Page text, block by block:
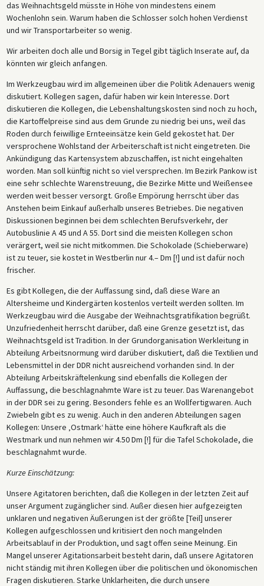
das Weihnachtsgeld müsste in Höhe von mindestens einem
Wochenlohn sein. Warum haben die Schlosser solch hohen Verdienst
und wir Transportarbeiter so wenig.
Wir arbeiten doch alle und Borsig in Tegel gibt täglich Inserate auf, da
könnten wir gleich anfangen.
Im Werkzeugbau wird im allgemeinen über die Politik Adenauers wenig
diskutiert. Kollegen sagen, dafür haben wir kein Interesse. Dort
diskutieren die Kollegen, die Lebenshaltungskosten sind noch zu hoch,
die Kartoffelpreise sind aus dem Grunde zu niedrig bei uns, weil das
Roden durch feiwillige Ernteeinsätze kein Geld gekostet hat. Der
versprochene Wohlstand der Arbeiterschaft ist nicht eingetreten. Die
Ankündigung das Kartensystem abzuschaffen, ist nicht eingehalten
worden. Man soll künftig nicht so viel versprechen. Im Bezirk Pankow ist
eine sehr schlechte Warenstreuung, die Bezirke Mitte und Weißensee
werden weit besser versorgt. Große Empörung herrscht über das
Anstehen beim Einkauf außerhalb unseres Betriebes. Die negativen
Diskussionen beginnen bei dem schlechten Berufsverkehr, der
Autobuslinie A 45 und A 55. Dort sind die meisten Kollegen schon
verärgert, weil sie nicht mitkommen. Die Schokolade (Schieberware)
ist zu teuer, sie kostet in Westberlin nur 4.– Dm [!] und ist dafür noch
frischer.
Es gibt Kollegen, die der Auffassung sind, daß diese Ware an
Altersheime und Kindergärten kostenlos verteilt werden sollten. Im
Werkzeugbau wird die Ausgabe der Weihnachtsgratifikation begrüßt.
Unzufriedenheit herrscht darüber, daß eine Grenze gesetzt ist, das
Weihnachtsgeld ist Tradition. In der Grundorganisation Werkleitung in
Abteilung Arbeitsnormung wird darüber diskutiert, daß die Textilien und
Lebensmittel in der DDR nicht ausreichend vorhanden sind. In der
Abteilung Arbeitskräftelenkung sind ebenfalls die Kollegen der
Auffassung, die beschlagnahmte Ware ist zu teuer. Das Warenangebot
in der DDR sei zu gering. Besonders fehle es an Wollfertigwaren. Auch
Zwiebeln gibt es zu wenig. Auch in den anderen Abteilungen sagen
Kollegen: Unsere ‚Ostmark‘ hätte eine höhere Kaufkraft als die
Westmark und nun nehmen wir 4.50 Dm [!] für die Tafel Schokolade, die
beschlagnahmt wurde.
Kurze Einschätzung:
Unsere Agitatoren berichten, daß die Kollegen in der letzten Zeit auf
unser Argument zugänglicher sind. Außer diesen hier aufgezeigten
unklaren und negativen Äußerungen ist der größte [Teil] unserer
Kollegen aufgeschlossen und kritisiert den noch mangelnden
Arbeitsablauf in der Produktion, und sagt offen seine Meinung. Ein
Mangel unserer Agitationsarbeit besteht darin, daß unsere Agitatoren
nicht ständig mit ihren Kollegen über die politischen und ökonomischen
Fragen diskutieren. Starke Unklarheiten, die durch unsere